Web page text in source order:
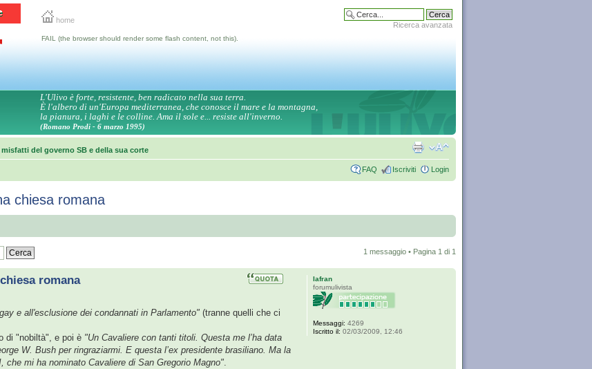
home
Ricerca avanzata
FAIL (the browser should render some flash content, not this).
L'Ulivo è forte, resistente, ben radicato nella sua terra.
È l'albero di un'Europa mediterranea, che conosce il mare e la montagna,
la pianura, i laghi e le colline. Ama il sole e... resiste all'inverno.
(Romano Prodi - 6 marzo 1995)
del governo SB e della sua corte
FAQ Iscriviti Login
chiesa romana
1 messaggio • Pagina 1 di 1
romana
e all'esclusione dei condannati in Parlamento" (tranne quelli che ci
di "nobiltà", e poi è "Un Cavaliere con tanti titoli. Questa me l’ha data
W. Bush per ringraziarmi. E questa l’ex presidente brasiliano. Ma la
mi ha nominato Cavaliere di San Gregorio Magno".
Iafran
forumulivista
Messaggi: 4269
Iscritto il: 02/03/2009, 12:46